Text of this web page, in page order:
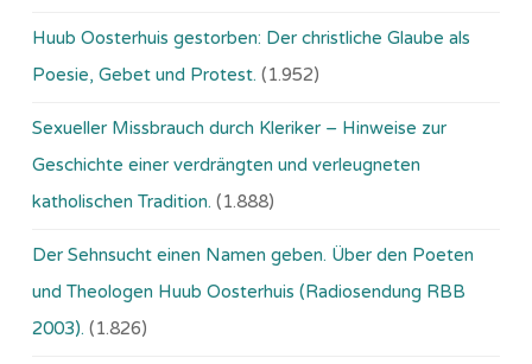
Huub Oosterhuis gestorben: Der christliche Glaube als
Poesie, Gebet und Protest. (1.952)
Sexueller Missbrauch durch Kleriker – Hinweise zur
Geschichte einer verdrängten und verleugneten
katholischen Tradition. (1.888)
Der Sehnsucht einen Namen geben. Über den Poeten
und Theologen Huub Oosterhuis (Ra­dio­sen­dung RBB
2003). (1.826)